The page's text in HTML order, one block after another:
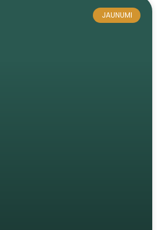
JAUNUMI